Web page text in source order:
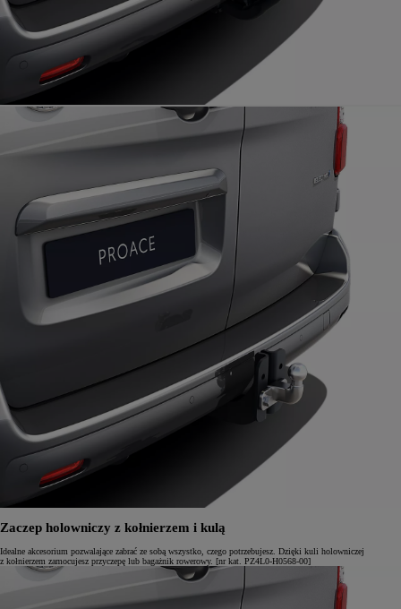
Zaczep holowniczy z kołnierzem i kulą
Idealne akcesorium pozwalające zabrać ze sobą wszystko, czego potrzebujesz. Dzięki kuli holowniczej
z kołnierzem zamocujesz przyczepę lub bagażnik rowerowy. [nr kat. PZ4L0-H0568-00]